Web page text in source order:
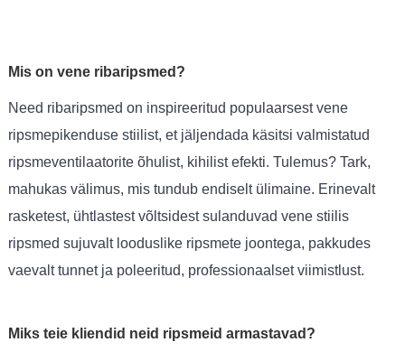
Mis on vene ribaripsmed?
Need ribaripsmed on inspireeritud populaarsest vene
ripsmepikenduse stiilist, et jäljendada käsitsi valmistatud
ripsmeventilaatorite õhulist, kihilist efekti. Tulemus? Tark,
mahukas välimus, mis tundub endiselt ülimaine. Erinevalt
rasketest, ühtlastest võltsidest sulanduvad vene stiilis
ripsmed sujuvalt looduslike ripsmete joontega, pakkudes
vaevalt tunnet ja poleeritud, professionaalset viimistlust.
Miks teie kliendid neid ripsmeid armastavad?